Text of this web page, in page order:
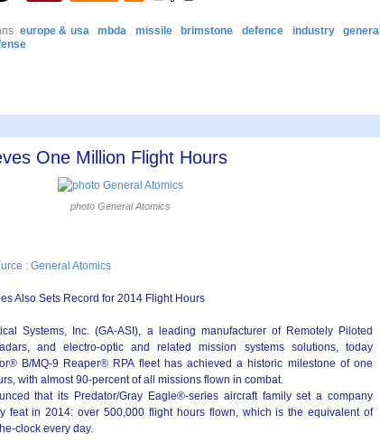
europe & usa mbda missile brimstone defence industry
general
One Million Flight Hours
photo General Atomics
: General Atomics
Also Sets Record for 2014 Flight Hours
Systems, Inc. (GA-ASI), a leading manufacturer of Remotely Piloted
and electro-optic and related mission systems solutions, today
B/MQ-9 Reaper® RPA fleet has achieved a historic milestone of one
with almost 90-percent of all missions flown in combat.
that its Predator/Gray Eagle®-series aircraft family set a company
feat in 2014: over 500,000 flight hours flown, which is the equivalent of
clock every day.